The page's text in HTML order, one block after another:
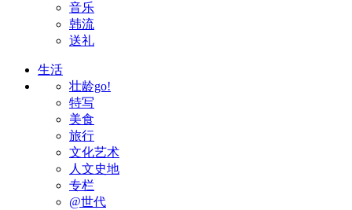
音乐
韩流
送礼
生活
壮龄go!
特写
美食
旅行
文化艺术
人文史地
专栏
@世代